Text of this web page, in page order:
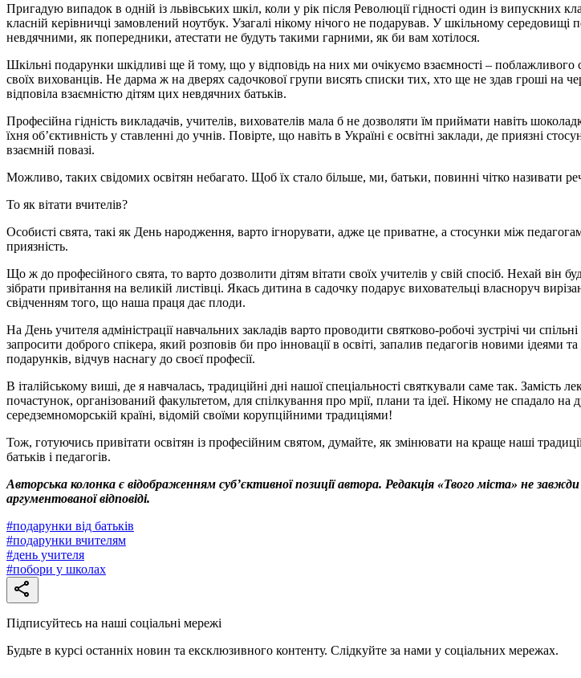
Пригадую випадок в одній із львівських шкіл, коли у рік після Революції гідності один із випускних
класній керівничці замовлений ноутбук. Узагалі нікому нічого не подарував. У шкільному
невдячними, як попередники, атестати не будуть такими гарними, як би вам хотілося.
Шкільні подарунки шкідливі ще й тому, що у відповідь на них ми очікуємо взаємності –
своїх вихованців. Не дарма ж на дверях садочкової групи висять списки тих, хто ще не здав гроші на
відповіла взаємністю дітям цих невдячних батьків.
Професійна гідність викладачів, учителів, вихователів мала б не дозволяти їм приймати навіть
їхня об’єктивність у ставленні до учнів. Повірте, що навіть в Україні є освітні заклади, де приязні
взаємній повазі.
Можливо, таких свідомих освітян небагато. Щоб їх стало більше, ми, батьки, повинні чітко називати
То як вітати вчителів?
Особисті свята, такі як День народження, варто ігнорувати, адже це приватне, а стосунки між
приязність.
Що ж до професійного свята, то варто дозволити дітям вітати своїх учителів у свій спосіб. Нехай
зібрати привітання на великій листівці. Якась дитина в садочку подарує виховательці власноруч
свідченням того, що наша праця дає плоди.
На День учителя адміністрації навчальних закладів варто проводити святково-робочі зустрічі чи
запросити доброго спікера, який розповів би про інновації в освіті, запалив педагогів новими
подарунків, відчув наснагу до своєї професії.
В італійському виші, де я навчалась, традиційні дні нашої спеціальності святкували саме так. Замість
почастунок, організований факультетом, для спілкування про мрії, плани та ідеї. Нікому не спадало
середземноморській країні, відомій своїми корупційними традиціями!
Тож, готуючись привітати освітян із професійним святом, думайте, як змінювати на краще наші
батьків і педагогів.
Авторська колонка є відображенням суб’єктивної позиції автора. Редакція «Твого міста» не
аргументованої відповіді.
#подарунки від батьків
#подарунки вчителям
#день учителя
#побори у школах
Підписуйтесь на наші соціальні мережі
Будьте в курсі останніх новин та ексклюзивного контенту. Слідкуйте за нами у соціальних мережах.